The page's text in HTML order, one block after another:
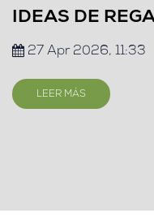
IDEAS DE
27 Apr 2026, 11:33
LEER MÁS